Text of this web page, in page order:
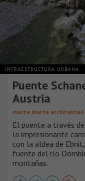
INFRAESTRUCTURA URBANA
Puente
Austria
marte.marte architekten
El puente a través
la impresionante
con la aldea de
fuente del río
montañas.